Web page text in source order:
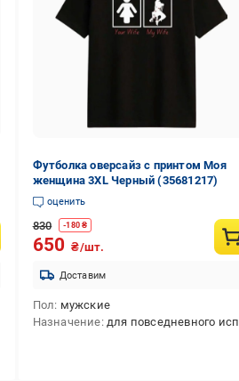
Футболка оверсайз с принтом Моя
женщина 3XL Черный (35681217)
оценить
830 -180 ₴
650 ₴/шт.
Доставим
Пол мужские
Назначение для повседневного использования